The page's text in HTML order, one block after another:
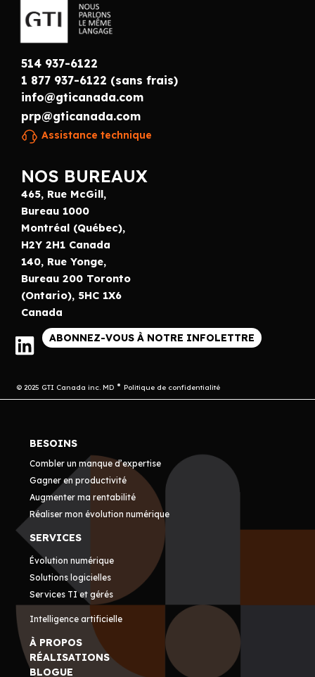
514 937-6122
1 877 937-6122 (sans frais)
info@gticanada.com
prp@gticanada.com
Assistance technique
NOS BUREAUX
465, Rue McGill,
Bureau 1000
Montréal (Québec),
H2Y 2H1 Canada
140, Rue Yonge,
Bureau 200 Toronto
(Ontario), 5HC 1X6
Canada
ABONNEZ-VOUS À NOTRE INFOLETTRE
© 2025 GTI Canada inc. MD Politique de confidentialité
BESOINS
Combler un manque d’expertise
Gagner en productivité
Augmenter ma rentabilité
Réaliser mon évolution numérique
SERVICES
Évolution numérique
Solutions logicielles
Services TI et gérés
Intelligence artificielle
À PROPOS
RÉALISATIONS
BLOGUE